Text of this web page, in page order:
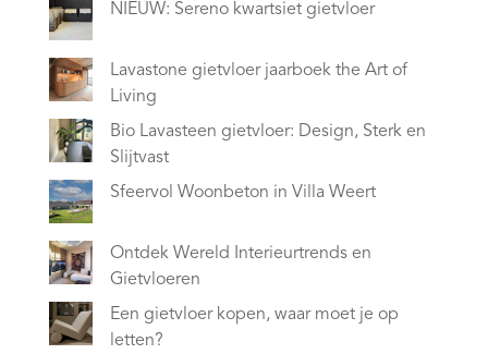
NIEUW: Sereno kwartsiet gietvloer
Lavastone gietvloer jaarboek the Art of
Living
Bio Lavasteen gietvloer: Design, Sterk en
Slijtvast
Sfeervol Woonbeton in Villa Weert
Ontdek Wereld Interieurtrends en
Gietvloeren
Een gietvloer kopen, waar moet je op
letten?